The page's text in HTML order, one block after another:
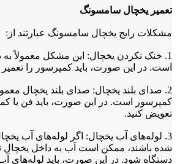
تعمیر یخچال سامسونگ
مشکلات رایج یخچال سامسونگ عبارتند از:
1. خنک نکردن یخچال: این مشکل معمولاً به
است. در این صورت، باید کمپرسور را تعمیر
2. صدای بلند یخچال: صدای بلند یخچال
کمپرسور است. در این صورت، باید فن یا
تعویض کنید.
3. لوله‌های آب یخچال: اگر لوله‌های آب
شده باشند، ممکن است آب به داخل یخچال
دستگاه شود. در این صورت، باید لوله‌های